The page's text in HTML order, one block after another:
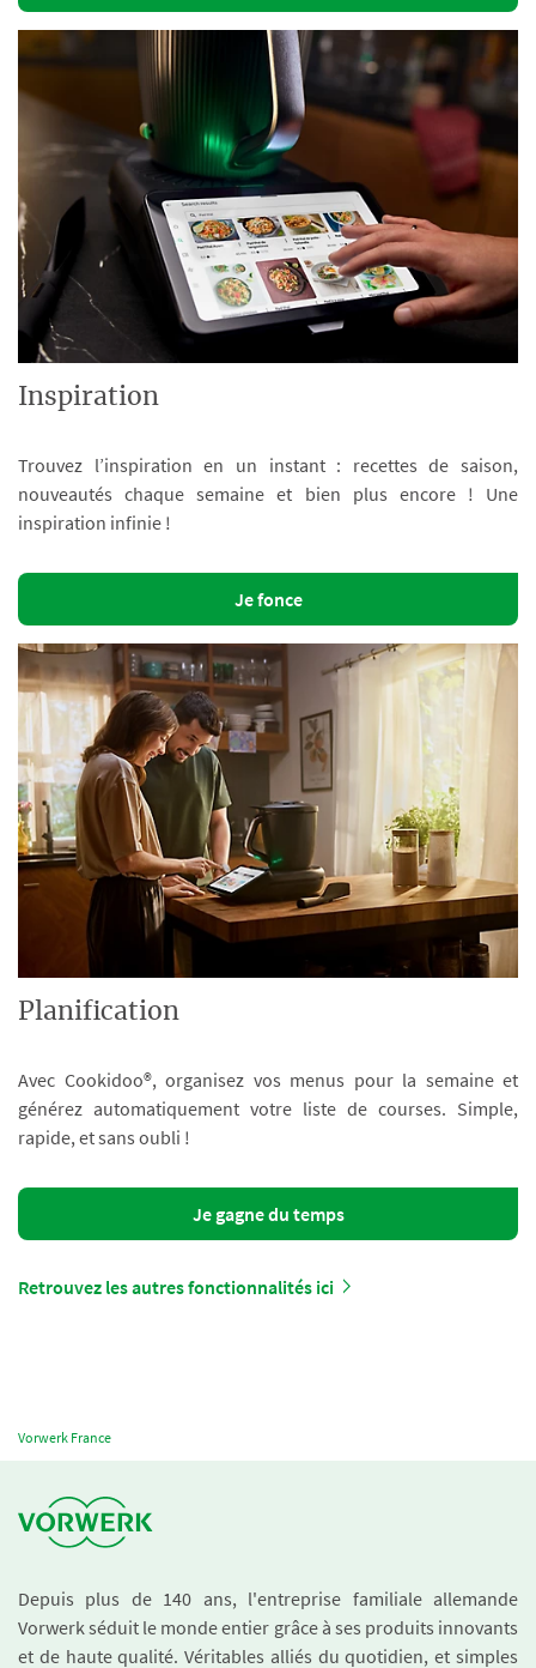
Inspiration
Trouvez l’inspiration en un instant : recettes de saison,
nouveautés chaque semaine et bien plus encore ! Une
inspiration infinie !
Je fonce
Planification
Avec Cookidoo®, organisez vos menus pour la semaine et
générez automatiquement votre liste de courses. Simple,
rapide, et sans oubli !
Je gagne du temps
Retrouvez les autres fonctionnalités ici
Vorwerk France
Depuis plus de 140 ans, l'entreprise familiale allemande
Vorwerk séduit le monde entier grâce à ses produits innovants
et de haute qualité. Véritables alliés du quotidien, et simples